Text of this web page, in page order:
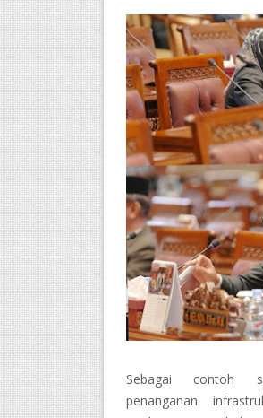
Sebagai contoh
penanganan